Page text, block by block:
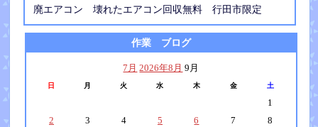
廃エアコン 壊れたエアコン回収無料 行田市限定
作業 ブログ
7月 2026年8月 9月
日 月 火 水 木 金 土
1
2
3 4 5 6 7
8